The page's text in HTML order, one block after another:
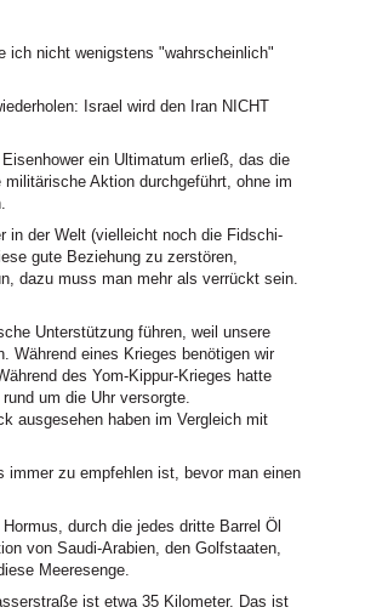
ich nicht wenigstens "wahrscheinlich"
Israel wird den Iran NICHT
ein Ultimatum erließ, das die
Aktion durchgeführt, ohne im
in der Welt (vielleicht noch die Fidschi-
gute Beziehung zu zerstören,
dazu muss man mehr als verrückt sein.
Unterstützung führen, weil unsere
Während eines Krieges benötigen wir
des Yom-Kippur-Krieges hatte
um die Uhr versorgte.
ausgesehen haben im Vergleich mit
immer zu empfehlen ist, bevor man einen
durch die jedes dritte Barrel Öl
von Saudi-Arabien, den Golfstaaten,
Meeresenge.
ist etwa 35 Kilometer. Das ist